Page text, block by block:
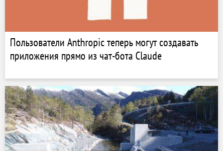
Пользователи Anthropic теперь могут создавать
приложения прямо из чат-бота Claude